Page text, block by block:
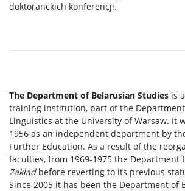
doktoranckich konferencji.
The Department of Belarusian Studies is
training institution, part of the
Linguistics at the University of Warsaw. It
1956 as an independent department by
Further Education. As a result of the
faculties, from 1969-1975 the Department
Zakładbefore reverting to its previous
Since 2005 it has been the Department of